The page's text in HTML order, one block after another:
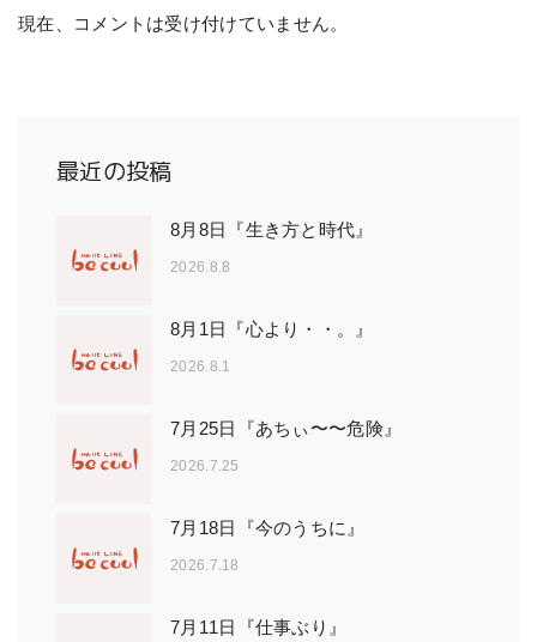
現在、コメントは受け付けていません。
最近の投稿
8月8日『生き方と時代』
2026.8.8
8月1日『心より・・。』
2026.8.1
7月25日『あちぃ〜〜危険』
2026.7.25
7月18日『今のうちに』
2026.7.18
7月11日『仕事ぶり』